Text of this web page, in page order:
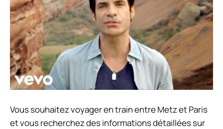
Vous souhaitez voyager en train entre Metz et Paris
et vous recherchez des informations détaillées sur